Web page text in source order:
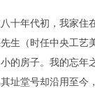
年代初，我家住在
生（时任中央工艺
的房子。我的忘年
址堂号却沿用至今